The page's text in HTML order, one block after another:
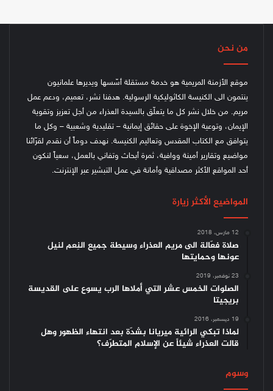
من نحن
موقع الأزمنة المريمية هو خدمة مستقلة أسّسها ويديرها علمانيون
ينتمون الى الكنيسة الكاثوليكية الرسولية. هدفنا نشر، تعميم، ودعم عمل
مريم. من خلال نشر كل ما يتعلّق بالسيدة العذراء من أجل تعزيز وتقوية
الإيمان، وتوعية الإخوة على حقائق إيمانية – تقليدية وشعبية – وكل ما
يتوافق مع الكتاب المقدس وتعاليم الكنيسة. نهدف دوماً أن نقدم لقرّائنا
مواضيع وتقارير أمينة ووافية، ثمرة أبحاث وتفاني بالعمل، سعياً لنكون
أحد المواقع الأكثر مصداقية وأمانة في عمل التبشير عبر الإنترنت.
المواضيع الأكثر زيارة
12 مارس، 2018
صلاة فعّالة الى مريم العذراء وسيطة جميع النِعم لنيل
عونها وحمايتها
23 نوفمبر، 2019
الصلوات الخمس عشر التي أملاها الرب يسوع على القديسة
بريجيتا
19 ديسمبر، 2016
لماذا تبكي الرائية ميريانا بشدّة بعد انتهاء الظهور وهل
قالت العذراء شيئاً عن الإسلام المتطرّف؟
وسوم